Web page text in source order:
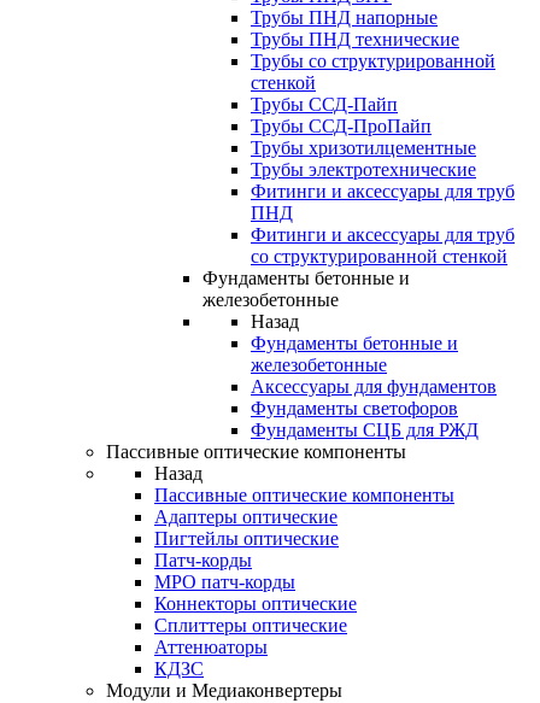
Трубы ПНД напорные
Трубы ПНД технические
Трубы со структурированной
стенкой
Трубы ССД-Пайп
Трубы ССД-ПроПайп
Трубы хризотилцементные
Трубы электротехнические
Фитинги и аксессуары для труб
ПНД
Фитинги и аксессуары для труб
со структурированной стенкой
Фундаменты бетонные и
железобетонные
Назад
Фундаменты бетонные и
железобетонные
Аксессуары для фундаментов
Фундаменты светофоров
Фундаменты СЦБ для РЖД
Пассивные оптические компоненты
Назад
Пассивные оптические компоненты
Адаптеры оптические
Пигтейлы оптические
Патч-корды
MPO патч-корды
Коннекторы оптические
Сплиттеры оптические
Аттенюаторы
КДЗС
Модули и Медиаконвертеры